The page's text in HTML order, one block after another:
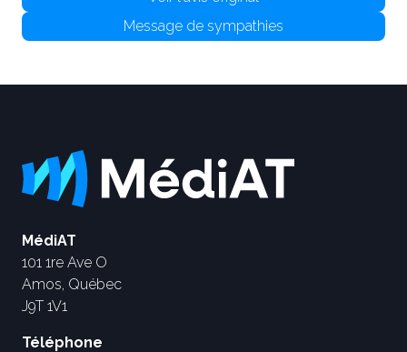
Message de sympathies
MédiAT
101 1re Ave O
Amos, Québec
J9T 1V1
Téléphone